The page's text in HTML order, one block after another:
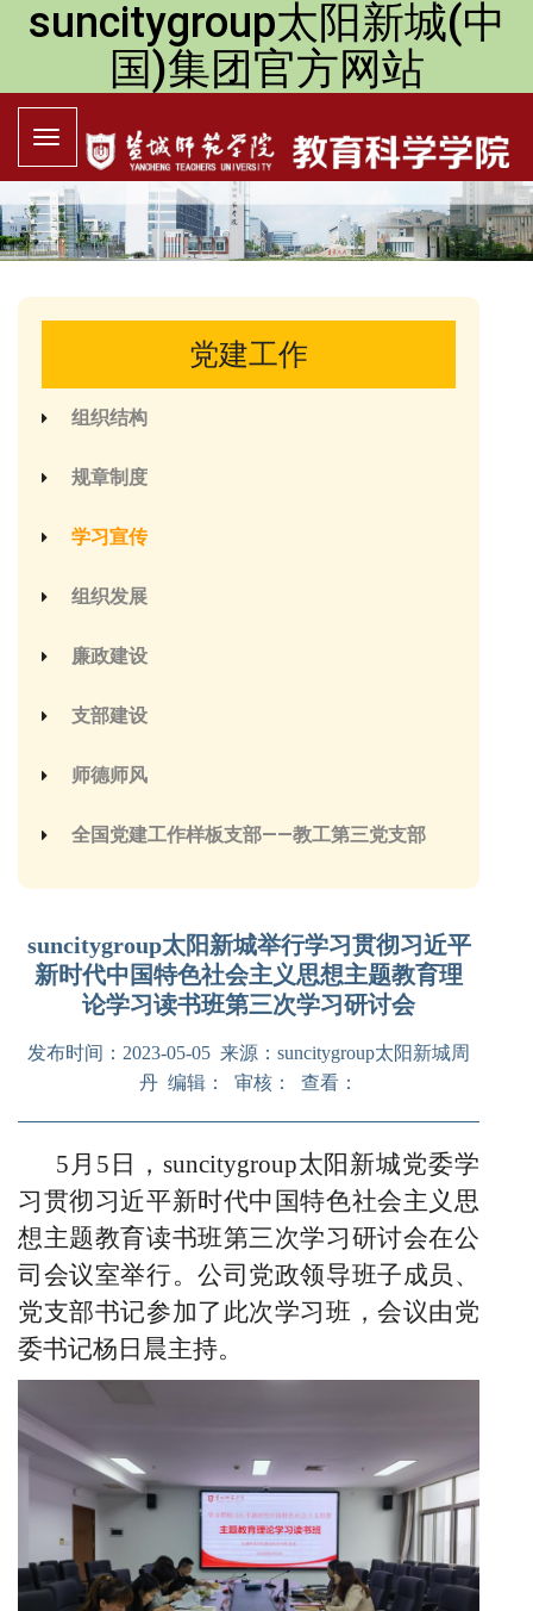
suncitygroup太阳新城(中
国)集团官方网站
党建工作
组织结构
规章制度
学习宣传
组织发展
廉政建设
支部建设
师德师风
全国党建工作样板支部——教工第三党支部
suncitygroup太阳新城举行学习贯彻习近平
新时代中国特色社会主义思想主题教育理
论学习读书班第三次学习研讨会
发布时间：2023-05-05 来源：suncitygroup太阳新城周
丹 编辑： 审核： 查看：
5月5日，suncitygroup太阳新城党委学
习贯彻习近平新时代中国特色社会主义思
想主题教育读书班第三次学习研讨会在公
司会议室举行。公司党政领导班子成员、
党支部书记参加了此次学习班，会议由党
委书记杨日晨主持。